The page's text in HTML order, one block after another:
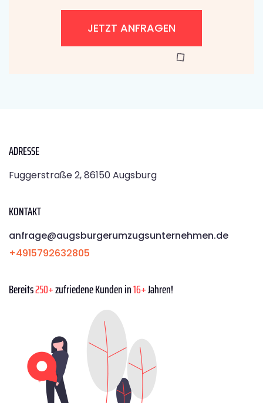
JETZT ANFRAGEN
ADRESSE
Fuggerstraße 2, 86150 Augsburg
KONTAKT
anfrage@augsburgerumzugsunternehmen.de
+4915792632805
Bereits250+zufriedene Kunden in16+Jahren!